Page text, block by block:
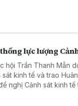
lực lượng
hội Trần Thanh Mẫn
kinh tế và trao
nghị Cảnh sát kinh